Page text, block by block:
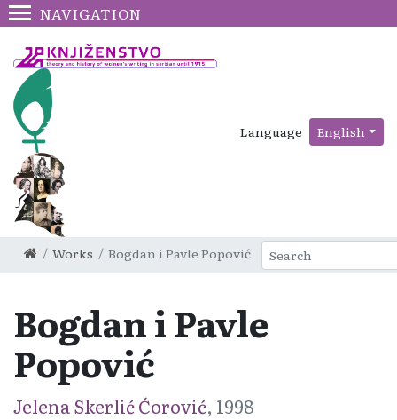
NAVIGATION
Language English
Works Bogdan i Pavle Popović
Bogdan i Pavle
Popović
Jelena Skerlić Ćorović, 1998